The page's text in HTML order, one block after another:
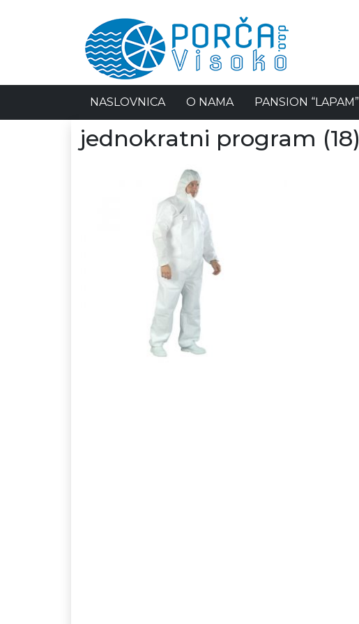
NASLOVNICA O NAMA PANSION “LAPAM”
jednokratni program (18)